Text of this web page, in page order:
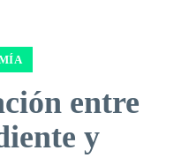
entre
y